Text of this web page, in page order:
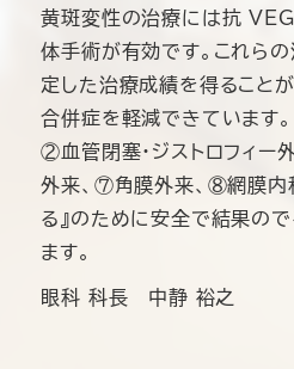
黄斑変性の治療には抗
体手術が有効です。これら
定した治療成績を得ること
合併症を軽減できています
②血管閉塞・ジストロフィ
外来、⑦角膜外来、⑧網膜内
る』のために安全で結果の
ます。
眼科 科長 中静 裕之